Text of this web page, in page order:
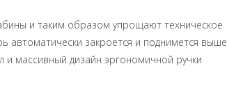
и таким образом упрощают техническое
автоматически закроется и поднимется выше
и массивный дизайн эргономичной ручки